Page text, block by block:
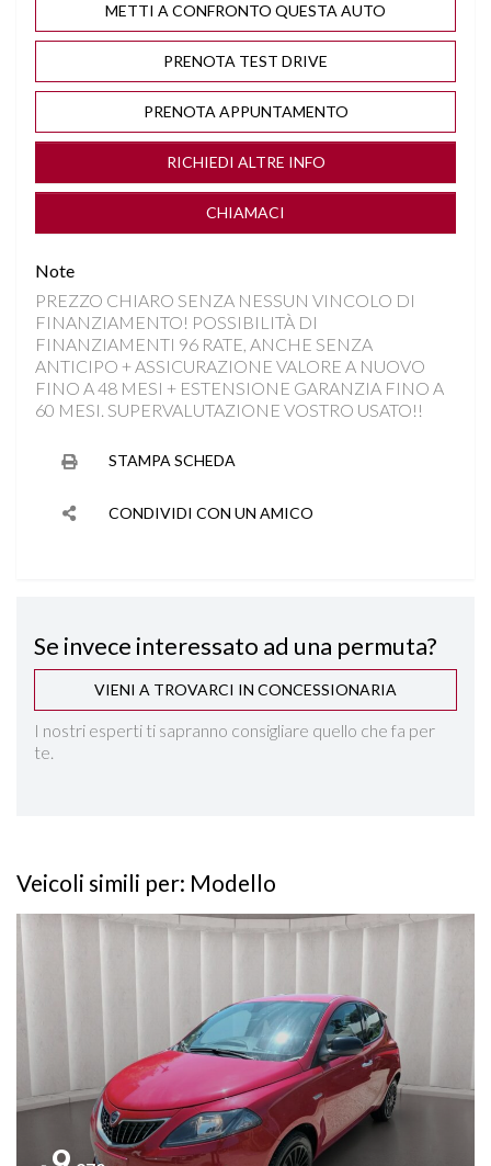
SPECCHIETTI ELETTRICI
STEREO USB
VOLANTE MULTIFUNZIONE
METTI A CONFRONTO QUESTA AUTO
PRENOTA TEST DRIVE
PRENOTA APPUNTAMENTO
RICHIEDI ALTRE INFO
CHIAMACI
Note
PREZZO CHIARO SENZA NESSUN VINCOLO DI
FINANZIAMENTO! POSSIBILITÀ DI
FINANZIAMENTI 96 RATE, ANCHE SENZA
ANTICIPO + ASSICURAZIONE VALORE A NUOVO
FINO A 48 MESI + ESTENSIONE GARANZIA FINO A
60 MESI. SUPERVALUTAZIONE VOSTRO USATO!!
STAMPA SCHEDA
CONDIVIDI CON UN AMICO
Se invece interessato ad una permuta?
VIENI A TROVARCI IN CONCESSIONARIA
I nostri esperti ti sapranno consigliare quello che fa per
te.
Veicoli simili per: Modello
Vedi dettagli